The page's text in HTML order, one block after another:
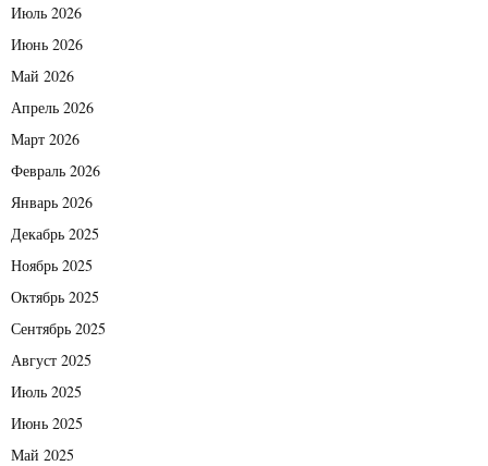
Июль 2026
Июнь 2026
Май 2026
Апрель 2026
Март 2026
Февраль 2026
Январь 2026
Декабрь 2025
Ноябрь 2025
Октябрь 2025
Сентябрь 2025
Август 2025
Июль 2025
Июнь 2025
Май 2025